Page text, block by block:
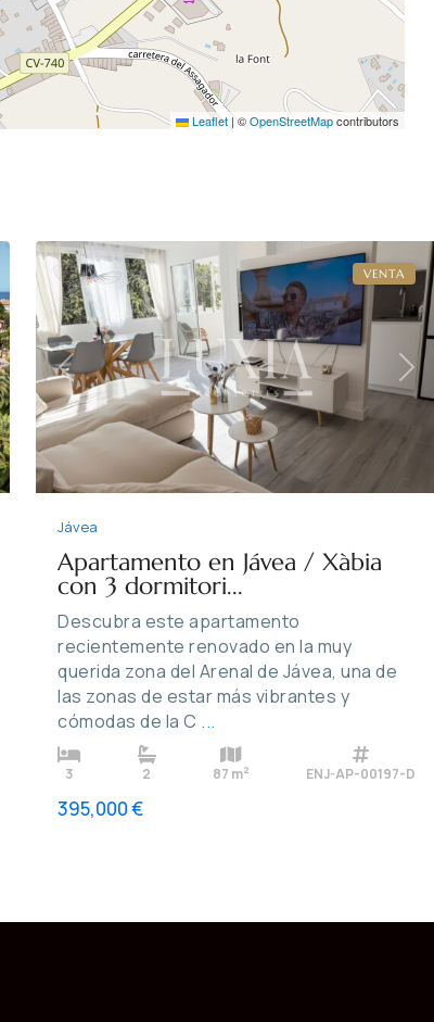
Leaflet |©OpenStreetMapcontributors
Previous Next
VENTA
Jávea
Apartamento en Jávea / Xàbia
con 3 dormitori...
Descubra este apartamento
recientemente renovado en la muy
querida zona del Arenal de Jávea, una de
las zonas de estar más vibrantes y
cómodas de la C ...
3 2 87 m2 ENJ-AP-00197-D
395,000 €